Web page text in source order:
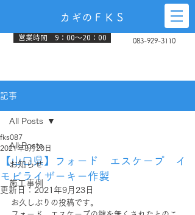
カギのＦＫＳ
営業時間 9：00～20：00 083-929-3110
記事
All Posts
お知らせ
施工事例
All Posts
【山口県】フォード エスケープ イ
モビライザーキー作製
fks087
2021年8月20日
更新日： 2021年9月23日
お久しぶりの投稿です。